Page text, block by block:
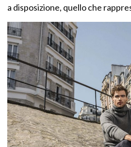
a disposizione, quello che